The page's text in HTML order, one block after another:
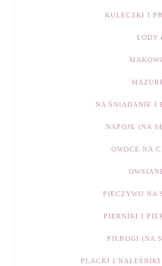
KULECZKI I
LODY
NA ŚNIADANIE I
NAPOJE (NA
OWOCE NA
PIECZYWO NA
PIERNIKI I
PIEROGI (NA
PLACKI I NALEŚNIKI